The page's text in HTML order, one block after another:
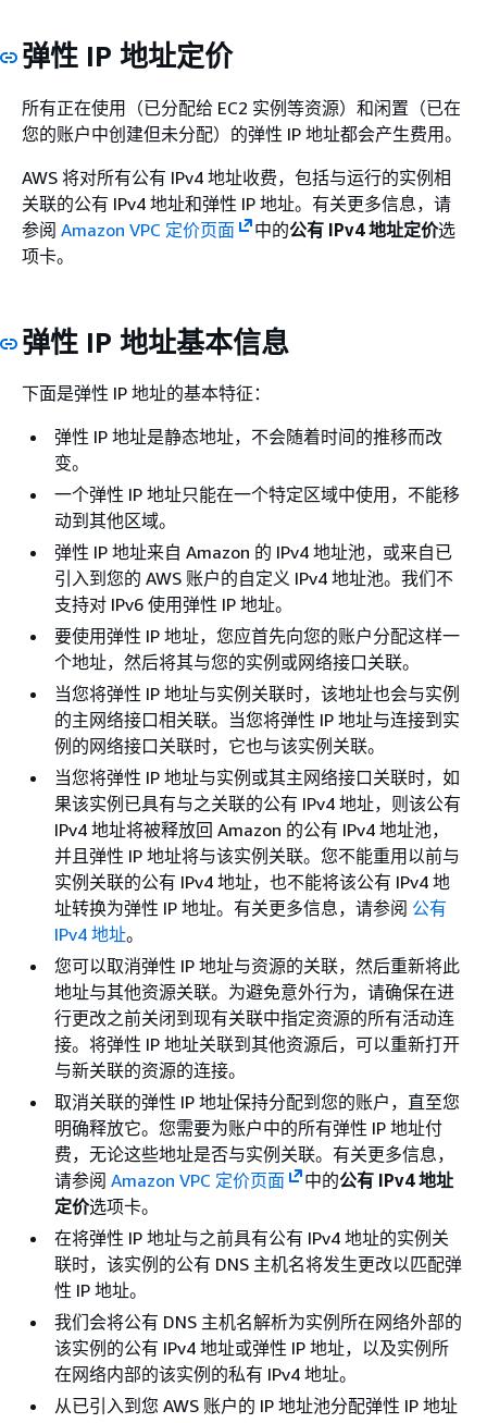
弹性 IP 地址定价
所有正在使用（已分配给 EC2 实例等资源）和闲置（已在
您的账户中创建但未分配）的弹性 IP 地址都会产生费用。
AWS 将对所有公有 IPv4 地址收费，包括与运行的实例相
关联的公有 IPv4 地址和弹性 IP 地址。有关更多信息，请
参阅 Amazon VPC 定价页面 中的公有 IPv4 地址定价选
项卡。
弹性 IP 地址基本信息
下面是弹性 IP 地址的基本特征：
弹性 IP 地址是静态地址，不会随着时间的推移而改
变。
一个弹性 IP 地址只能在一个特定区域中使用，不能移
动到其他区域。
弹性 IP 地址来自 Amazon 的 IPv4 地址池，或来自已
引入到您的 AWS 账户的自定义 IPv4 地址池。我们不
支持对 IPv6 使用弹性 IP 地址。
要使用弹性 IP 地址，您应首先向您的账户分配这样一
个地址，然后将其与您的实例或网络接口关联。
当您将弹性 IP 地址与实例关联时，该地址也会与实例
的主网络接口相关联。当您将弹性 IP 地址与连接到实
例的网络接口关联时，它也与该实例关联。
当您将弹性 IP 地址与实例或其主网络接口关联时，如
果该实例已具有与之关联的公有 IPv4 地址，则该公有
IPv4 地址将被释放回 Amazon 的公有 IPv4 地址池，
并且弹性 IP 地址将与该实例关联。您不能重用以前与
实例关联的公有 IPv4 地址，也不能将该公有 IPv4 地
址转换为弹性 IP 地址。有关更多信息，请参阅 公有
IPv4 地址。
您可以取消弹性 IP 地址与资源的关联，然后重新将此
地址与其他资源关联。为避免意外行为，请确保在进
行更改之前关闭到现有关联中指定资源的所有活动连
接。将弹性 IP 地址关联到其他资源后，可以重新打开
与新关联的资源的连接。
取消关联的弹性 IP 地址保持分配到您的账户，直至您
明确释放它。您需要为账户中的所有弹性 IP 地址付
费，无论这些地址是否与实例关联。有关更多信息，
请参阅 Amazon VPC 定价页面 中的公有 IPv4 地址
定价选项卡。
在将弹性 IP 地址与之前具有公有 IPv4 地址的实例关
联时，该实例的公有 DNS 主机名将发生更改以匹配弹
性 IP 地址。
我们会将公有 DNS 主机名解析为实例所在网络外部的
该实例的公有 IPv4 地址或弹性 IP 地址，以及实例所
在网络内部的该实例的私有 IPv4 地址。
从已引入到您 AWS 账户的 IP 地址池分配弹性 IP 地址